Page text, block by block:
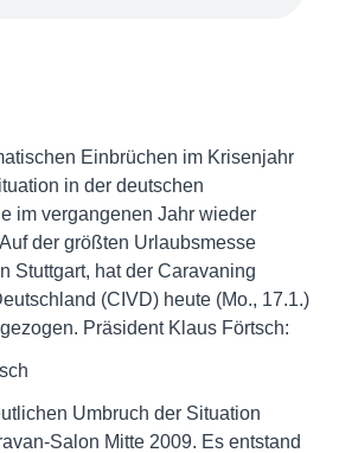
Einbrüchen im Krisenjahr
in der deutschen
im vergangenen Jahr wieder
der größten Urlaubsmesse
Stuttgart, hat der Caravaning
(CIVD) heute (Mo., 17.1.)
Präsident Klaus Förtsch:
Umbruch der Situation
Salon Mitte 2009. Es entstand